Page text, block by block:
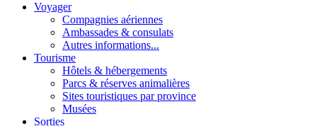
Voyager
Compagnies aériennes
Ambassades & consulats
Autres informations...
Tourisme
Hôtels & hébergements
Parcs & réserves animalières
Sites touristiques par province
Musées
Sorties